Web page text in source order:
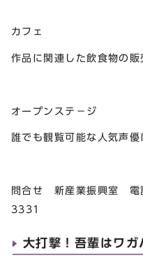
カフェ
作品に関連した飲食物の販
オープンステ－ジ
誰でも観覧可能な人気声優
問合せ 新産業振興室
3331
大打撃！吾輩はワガ